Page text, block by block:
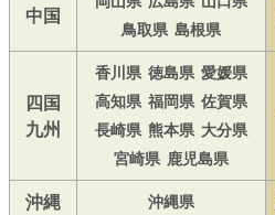
中国
鳥取県 島根県
四国
九州
香川県 徳島県 愛媛県
高知県 福岡県 佐賀県
長崎県 熊本県 大分県
宮崎県 鹿児島県
沖縄 沖縄県